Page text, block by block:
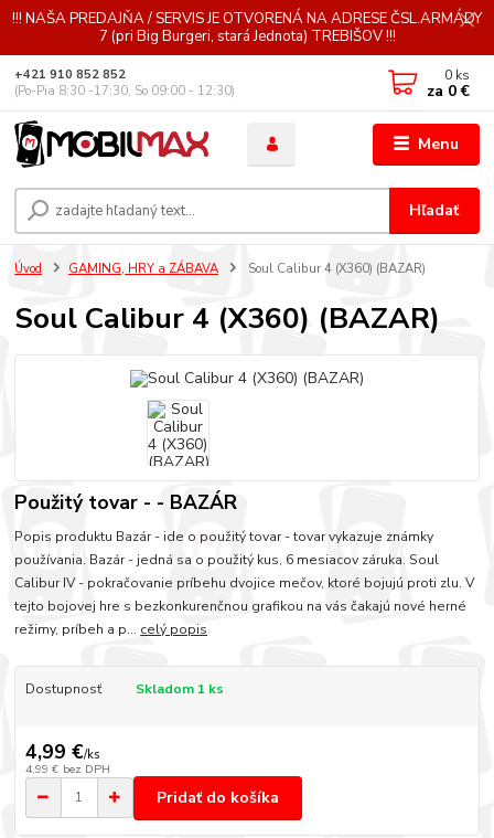
!!! NAŠA PREDAJŇA / SERVIS JE OTVORENÁ NA ADRESE ČSL.ARMÁDY
7 (pri Big Burgeri, stará Jednota) TREBIŠOV !!!
Menu
Hľadať
+421 910 852 852
(Po-Pia 8:30 -17:30, So 09:00 - 12:30)
0 ks
za 0 €
Úvod GAMING, HRY a ZÁBAVA Soul Calibur 4 (X360) (BAZAR)
Soul Calibur 4 (X360) (BAZAR)
Použitý tovar - - BAZÁR
Popis produktu Bazár - ide o použitý tovar - tovar vykazuje známky
používania. Bazár - jedná sa o použitý kus, 6 mesiacov záruka. Soul
Calibur IV - pokračovanie príbehu dvojice mečov, ktoré bojujú proti zlu. V
tejto bojovej hre s bezkonkurenčnou grafikou na vás čakajú nové herné
režimy, príbeh a p... celý popis
Dostupnosť Skladom 1 ks
4,99 €/ks
4,99 € bez DPH
Pridať do košíka